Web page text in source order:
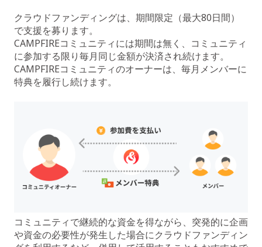
クラウドファンディングは、期間限定（最大80日間）
で支援を募ります。
CAMPFIREコミュニティには期間は無く、コミュニティ
に参加する限り毎月同じ金額が決済され続けます。
CAMPFIREコミュニティのオーナーは、毎月メンバーに
特典を履行し続けます。
コミュニティで継続的な資金を得ながら、突発的に企画
や資金の必要性が発生した場合にクラウドファンディン